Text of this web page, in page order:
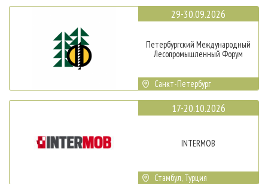
29-30.09.2026
Петербургский Международный
Лесопромышленный Форум
Санкт-Петербург
17-20.10.2026
INTERMOB
Стамбул, Турция